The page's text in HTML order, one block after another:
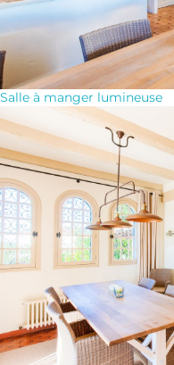
Salle à manger lumineuse